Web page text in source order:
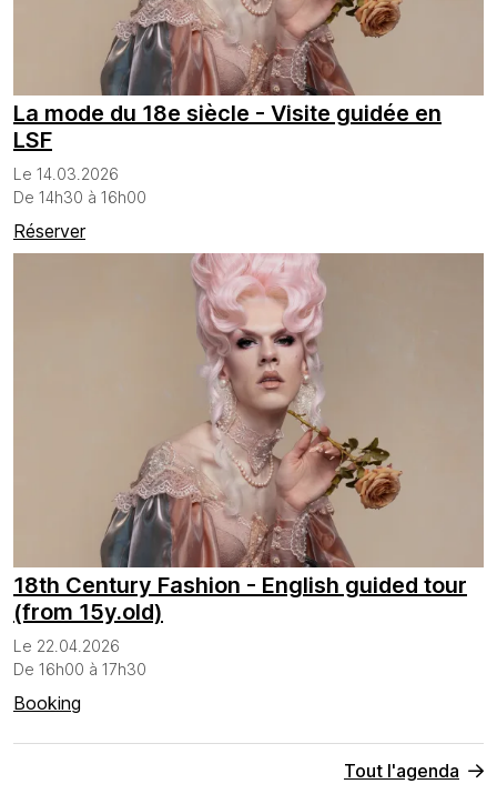
La mode du 18e siècle - Visite guidée en
LSF
Le 14.03.2026
De 14h30 à 16h00
Réserver
18th Century Fashion - English guided tour
(from 15y.old)
Le 22.04.2026
De 16h00 à 17h30
Booking
Tout l'agenda